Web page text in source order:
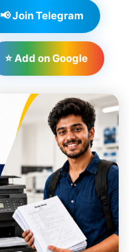
📢 Join Telegram
⭐ Add on Google